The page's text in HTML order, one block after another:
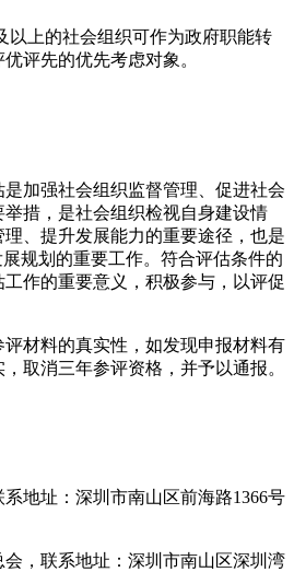
以上的社会组织可作为政府职能转
评先的优先考虑对象。
是加强社会组织监督管理、促进社会
措，是社会组织检视自身建设情
、提升发展能力的重要途径，也是
规划的重要工作。符合评估条件的
作的重要意义，积极参与，以评促
评材料的真实性，如发现申报材料有
取消三年参评资格，并予以通报。
系地址：深圳市南山区前海路1366号
会，联系地址：深圳市南山区深圳湾